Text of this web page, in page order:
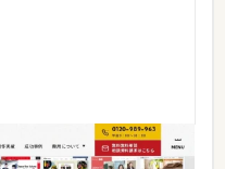
（STAGE